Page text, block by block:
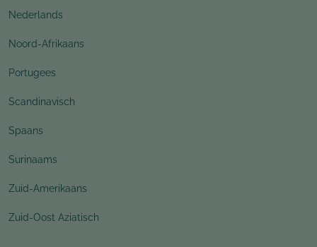
Nederlands
Noord-Afrikaans
Portugees
Scandinavisch
Spaans
Surinaams
Zuid-Amerikaans
Zuid-Oost Aziatisch